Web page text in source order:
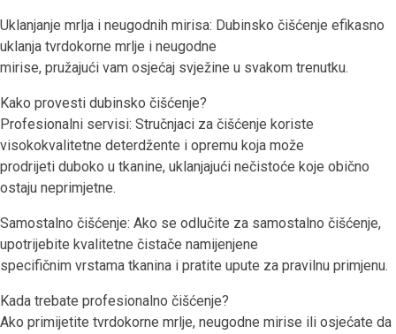
Uklanjanje mrlja i neugodnih mirisa: Dubinsko čišćenje efikasno
uklanja tvrdokorne mrlje i neugodne
mirise, pružajući vam osjećaj svježine u svakom trenutku.
Kako provesti dubinsko čišćenje?
Profesionalni servisi: Stručnjaci za čišćenje koriste
visokokvalitetne deterdžente i opremu koja može
prodrijeti duboko u tkanine, uklanjajući nečistoće koje obično
ostaju neprimjetne.
Samostalno čišćenje: Ako se odlučite za samostalno čišćenje,
upotrijebite kvalitetne čistače namijenjene
specifičnim vrstama tkanina i pratite upute za pravilnu primjenu.
Kada trebate profesionalno čišćenje?
Ako primijetite tvrdokorne mrlje, neugodne mirise ili osjećate da